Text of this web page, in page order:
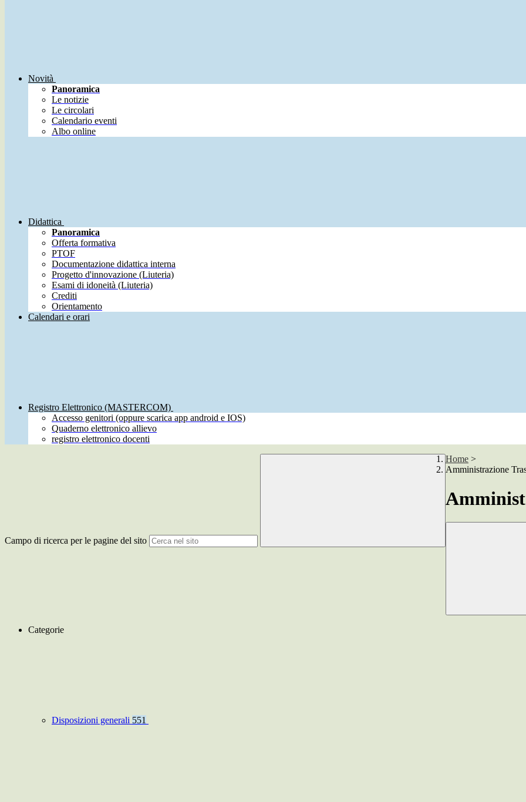
Novità
Panoramica
Le notizie
Le circolari
Calendario eventi
Albo online
Didattica
Panoramica
Offerta formativa
PTOF
Documentazione didattica interna
Progetto d'innovazione (Liuteria)
Esami di idoneità (Liuteria)
Crediti
Orientamento
Calendari e orari
Registro Elettronico (MASTERCOM)
Accesso genitori (oppure scarica app android e IOS)
Quaderno elettronico allievo
registro elettronico docenti
Campo di ricerca per le pagine del sito
Home >
Amministrazione
Categorie
Disposizioni generali 551